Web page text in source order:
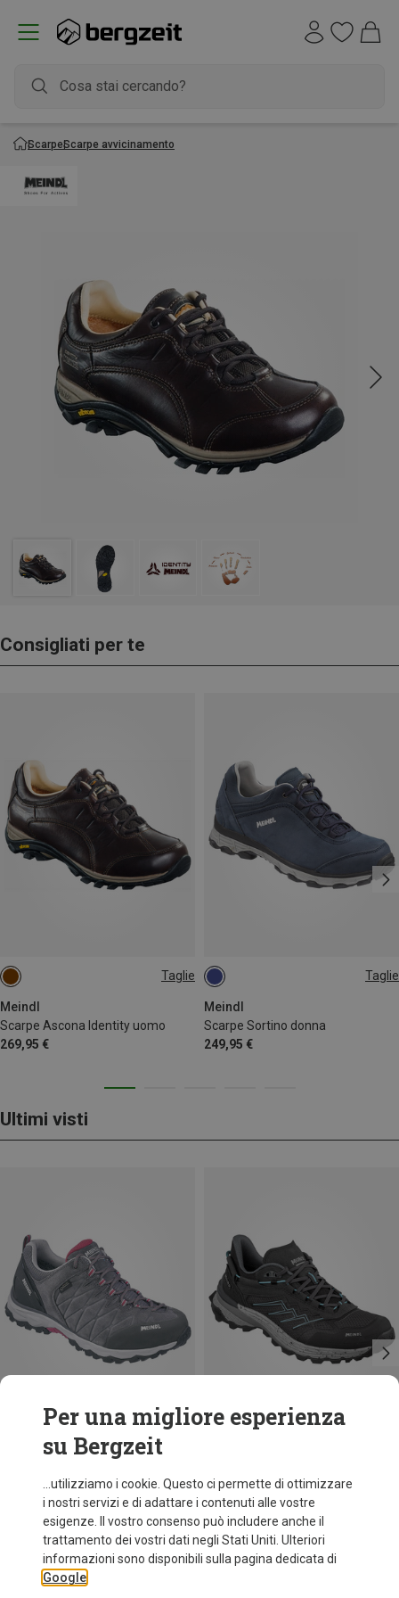
ScarpeScarpe avvicinamento
Consigliati per te
Taglie
Meindl
Scarpe Ascona Identity uomo
269,95 €
41.5
47
Taglie
Meindl
Scarpe Sortino donna
249,95 €
Ultimi visti
Risparmi 21%
Per una migliore esperienza
su Bergzeit
...utilizziamo i cookie. Questo ci permette di ottimizzare
i nostri servizi e di adattare i contenuti alle vostre
esigenze. Il vostro consenso può includere anche il
trattamento dei vostri dati negli Stati Uniti. Ulteriori
informazioni sono disponibili sulla pagina dedicata di
Google